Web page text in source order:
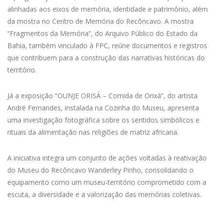
alinhadas aos eixos de memória, identidade e patrimônio, além
da mostra no Centro de Memória do Recôncavo. A mostra
“Fragmentos da Memória”, do Arquivo Público do Estado da
Bahia, também vinculado à FPC, reúne documentos e registros
que contribuem para a construção das narrativas históricas do
território.
Já a exposição “OUNJE ORISÁ – Comida de Orixá”, do artista
André Fernandes, instalada na Cozinha do Museu, apresenta
uma investigação fotográfica sobre os sentidos simbólicos e
rituais da alimentação nas religiões de matriz africana.
A iniciativa integra um conjunto de ações voltadas à reativação
do Museu do Recôncavo Wanderley Pinho, consolidando o
equipamento como um museu-território comprometido com a
escuta, a diversidade e a valorização das memórias coletivas.